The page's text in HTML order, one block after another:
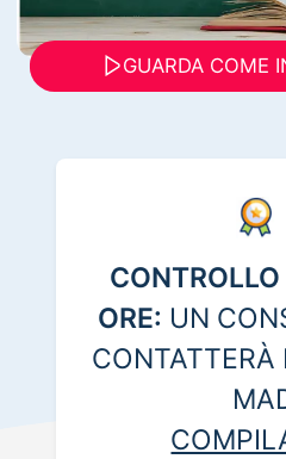
GUARDA COME
ORE: UN
CONTATTERÀ